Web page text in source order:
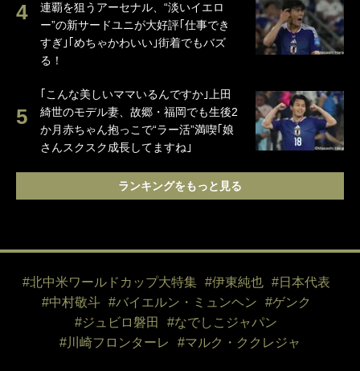
連覇を狙うアーセナル、“淡いイエロ
ー”の新サードユニが大好評｢仕事でき
すぎ｣｢めちゃかわいい｣街着でもバズ
る！
｢こんな美しいママいるんですか｣上田
綺世のモデル妻、故郷・福岡でも生後2
か月赤ちゃん抱っこで“ラー活”満喫｢娘
さんスクスク成長してますね｣
ランキングをもっと見る
#北中米ワールドカップ大特集 #伊東純也
#日本代表
#中村敬斗
#バイエルン・ミュンヘン
#ゲンク
#ジュビロ磐田
#なでしこジャパン
#川崎フロンターレ
#マルク・ククレジャ